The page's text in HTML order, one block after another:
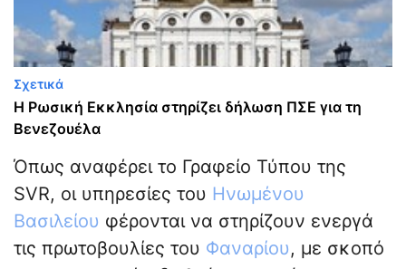
Σχετικά
Η Ρωσική Εκκλησία στηρίζει δήλωση ΠΣΕ για τη
Βενεζουέλα
Όπως αναφέρει το Γραφείο Τύπου της
SVR, οι υπηρεσίες του Ηνωμένου
Βασιλείου φέρονται να στηρίζουν ενεργά
τις πρωτοβουλίες του Φαναρίου, με σκοπό